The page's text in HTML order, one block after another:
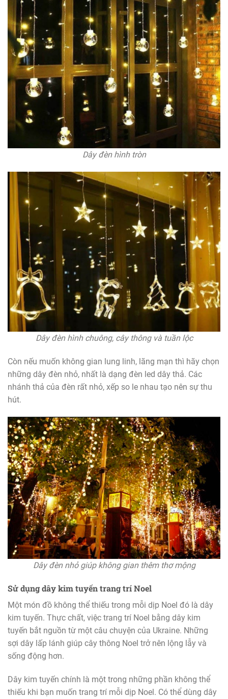
Dây đèn hình tròn
Dây đèn hình chuông, cây thông và tuần lộc
Còn nếu muốn không gian lung linh, lãng mạn thì hãy chọn
những dây đèn nhỏ, nhất là dạng đèn led dây thả. Các
nhánh thả của đèn rất nhỏ, xếp so le nhau tạo nên sự thu
hút.
Dây đèn nhỏ giúp không gian thêm thơ mộng
Sử dụng dây kim tuyến trang trí Noel
Một món đồ không thể thiếu trong mỗi dịp Noel đó là dây
kim tuyến. Thực chất, việc trang trí Noel bằng dây kim
tuyến bắt nguồn từ một câu chuyện của Ukraine. Những
sợi dây lấp lánh giúp cây thông Noel trở nên lộng lẫy và
sống động hơn.
Dây kim tuyến chính là một trong những phần không thể
thiếu khi bạn muốn trang trí mỗi dịp Noel. Có thể dùng dây